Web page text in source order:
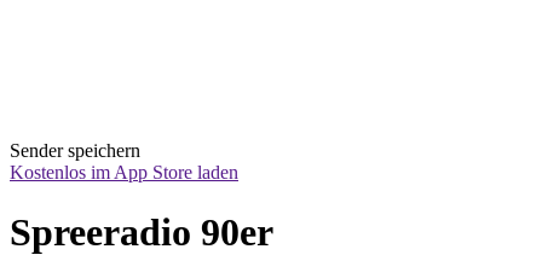
Sender speichern
Kostenlos im App Store laden
Spreeradio 90er